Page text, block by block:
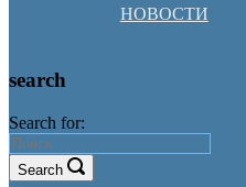
НОВОСТИ
search
Search for:
Search